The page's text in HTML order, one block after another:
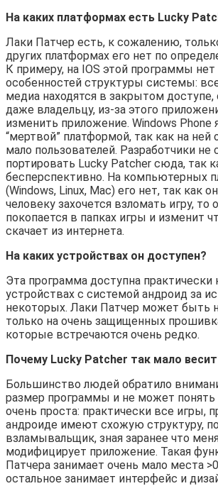
На каких платформах есть Lucky
Лаки Патчер есть, к сожалению,
других платформах его нет по
К примеру, на IOS этой программы нет
особенностей структуры системы:
медиа находятся в закрытом
даже владельцу, из-за этого
изменить приложение. Windows Phone
“мертвой” платформой, так как на ней
мало пользователей. Разработчики не
портировать Lucky Patcher сюда, так
бесперспективно. На компьютерных
(Windows, Linux, Mac) его нет, так как
человеку захочется взломать игру, то
покопается в папках игры и изменит
скачает из интернета.
На каких устройствах он доступен?
Эта программа доступна практически
устройствах с системой андроид за
некоторых. Лаки Патчер может быть
только на очень защищенных
которые встречаются очень редко.
Почему Lucky Patcher так мало
Большинство людей обратило
размер программы и не может понять
очень проста: практически все игры,
андроиде имеют схожую структуру,
взламывальщик, зная заранее что
модифицирует приложение. Такая
Патчера занимает очень мало места
остальное занимает интерфейс и